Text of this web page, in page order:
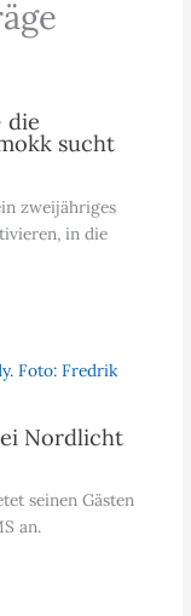
die
sucht
zweijähriges
in die
Nordlicht
seinen Gästen
an.